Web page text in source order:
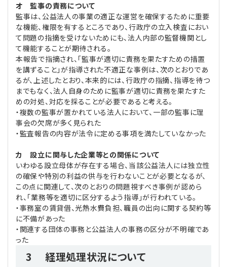
オ 監事の責務について
監事は、公益法人の事業の適正な運営を確保するために重要
な機能、権限を有するところであり、行政庁の立入検査におい
て問題の指摘を受けないためにも、法人内部の監督機関とし
て機能することが期待される。
本報告で指摘され、「監事が適切に責務を果たすための措置
を講ずること」が指導された不適正な事例は、次のとおりであ
るが、上述したとおり、本来的には、行政庁の指摘、指導を待つ
までもなく、法人自身のために監事が適切に責務を果たすた
めの対処、対応を採ることが必要であると考える。
・複数の監事が置かれている法人において、一部の監事に理
事会の欠席が多く見られた
・監査報告の内容が法令に定める事項を満たしていなかった
カ 設立に関与した企業等との関係について
いわゆる設立母体が存在する場合、当該公益法人には独立性
の確保や特別の利益の供与を行わないことが必要となるが、
この点に関連して、次のとおりの問題視すべき事例が認めら
れ、「業務等を適切に区分するよう指導」が行われている。
・事務室の賃貸借、光熱水費負担、職員の出向に関する契約等
に不備があった
・関連する団体の事務と公益法人の事務の区分が不明確であ
った
3 経理処理状況について